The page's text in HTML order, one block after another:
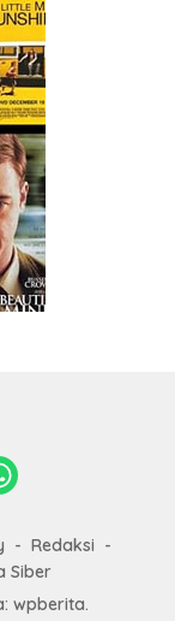
Redaksi
Siber
wpberita.